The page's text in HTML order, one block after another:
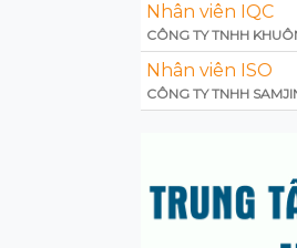
Nhân viên IQC
CÔNG TY TNHH
Nhân viên ISO
CÔNG TY TNHH